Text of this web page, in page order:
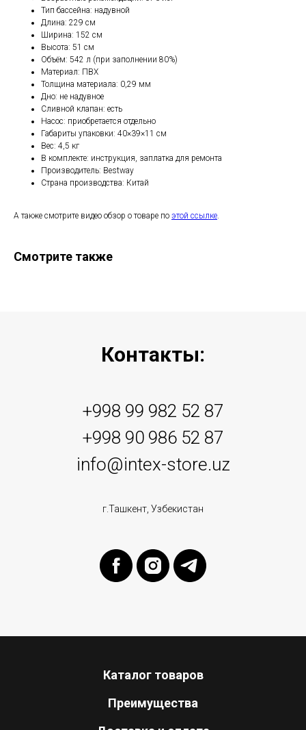
Тип бассейна: надувной
Длина: 229 см
Ширина: 152 см
Высота: 51 см
Объём: 542 л (при заполнении 80%)
Материал: ПВХ
Толщина материала: 0,29 мм
Дно: не надувное
Сливной клапан: есть
Насос: приобретается отдельно
Габариты упаковки: 40×39×11 см
Вес: 4,5 кг
В комплекте: инструкция, заплатка для ремонта
Производитель: Bestway
Страна производства: Китай
А также смотрите видео обзор о товаре по этой ссылке.
Смотрите также
Контакты:
+998 99 982 52 87
+998 90 986 52 87
info@intex-store.uz
г.Ташкент, Узбекистан
Каталог товаров
Преимущества